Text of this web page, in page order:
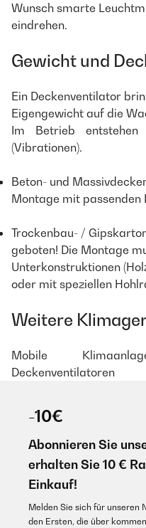
Wunsch smarte
eindrehen.
Gewicht und
Ein Deckenventilator
Eigengewicht auf die
Im Betrieb entstehen
(Vibrationen).
Beton- und
Montage mit passenden
Trockenbau- /
geboten! Die Montage
Unterkonstruktionen
oder mit speziellen
Weitere
Mobile
Deckenventilatoren
-10€
Abonnieren Sie
erhalten Sie 10 €
Einkauf!
Melden Sie sich für unseren
den Ersten, die über